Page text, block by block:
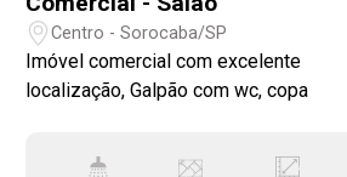
Centro - Sorocaba/SP
Imóvel comercial com excelente
localização, Galpão com wc, copa